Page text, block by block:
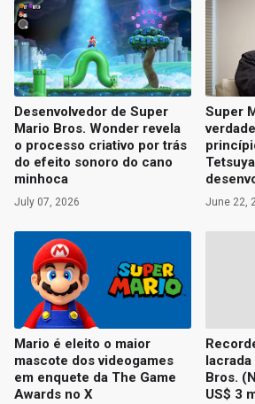
Desenvolvedor de Super
Mario Bros. Wonder revela
o processo criativo por trás
do efeito sonoro do cano
minhoca
July 07, 2026
Super
June 22,
Mario é eleito o maior
mascote dos videogames
em enquete da The Game
Awards no X
Bros.
US$ 3